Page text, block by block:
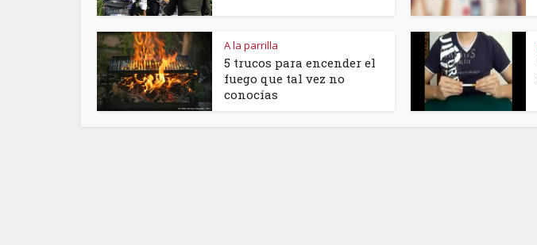
A la parrilla
5 trucos para encender el
fuego que tal vez no
conocías